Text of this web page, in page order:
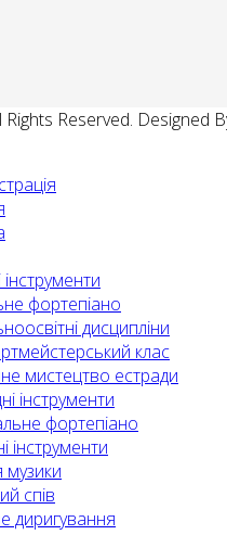
Reserved. Designed
інструменти
фортепіано
дисципліни
клас
мистецтво естради
інструменти
фортепіано
інструменти
музики
спів
диригування